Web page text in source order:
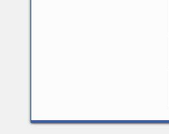
キャンバスプリントおよびファ